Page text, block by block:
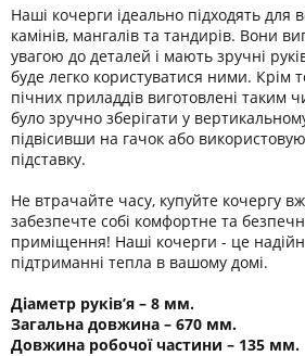
Наші кочерги ідеально підходять для
камінів, мангалів та тандирів. Вони
увагою до деталей і мають зручні
буде легко користуватися ними. Крім
пічних приладдів виготовлені таким
було зручно зберігати у
підвісивши на гачок або
підставку.
Не втрачайте часу, купуйте кочергу
забезпечте собі комфортне та
приміщення! Наші кочерги - це
підтриманні тепла в вашому домі.
Діаметр руків’я – 8 мм.
Загальна довжина – 670 мм.
Довжина робочої частини – 135 мм.